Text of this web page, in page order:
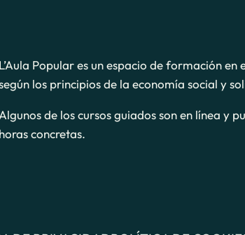
L’Aula Popular es un espacio de formación
los principios de la economía social y
de los cursos guiados son en línea y
horas concretas.